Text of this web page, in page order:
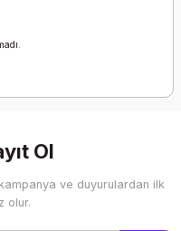
Ol
ve duyurulardan ilk
olur.